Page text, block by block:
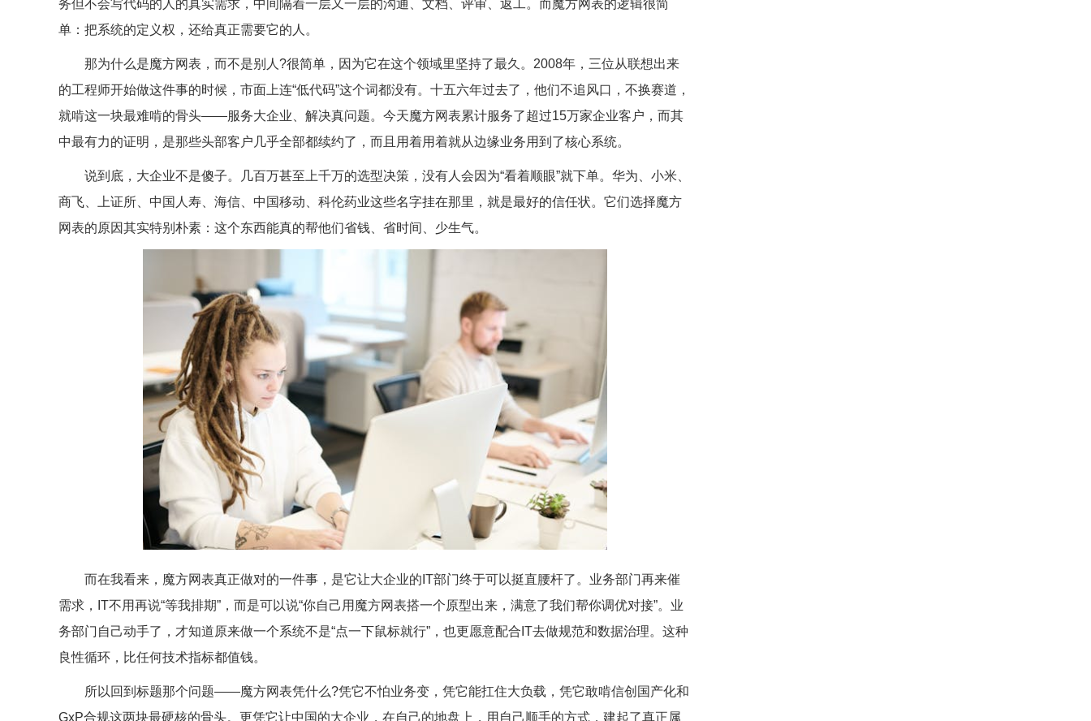
务但不会写代码的人的真实需求，中间隔着一层又一层的沟通、文档、评审、返工。而魔方网表的逻辑很简
单：把系统的定义权，还给真正需要它的人。
那为什么是魔方网表，而不是别人?很简单，因为它在这个领域里坚持了最久。2008年，三位从联想出来
的工程师开始做这件事的时候，市面上连“低代码”这个词都没有。十五六年过去了，他们不追风口，不换赛道，
就啃这一块最难啃的骨头——服务大企业、解决真问题。今天魔方网表累计服务了超过15万家企业客户，而其
中最有力的证明，是那些头部客户几乎全部都续约了，而且用着用着就从边缘业务用到了核心系统。
说到底，大企业不是傻子。几百万甚至上千万的选型决策，没有人会因为“看着顺眼”就下单。华为、小米、
商飞、上证所、中国人寿、海信、中国移动、科伦药业这些名字挂在那里，就是最好的信任状。它们选择魔方
网表的原因其实特别朴素：这个东西能真的帮他们省钱、省时间、少生气。
而在我看来，魔方网表真正做对的一件事，是它让大企业的IT部门终于可以挺直腰杆了。业务部门再来催
需求，IT不用再说“等我排期”，而是可以说“你自己用魔方网表搭一个原型出来，满意了我们帮你调优对接”。业
务部门自己动手了，才知道原来做一个系统不是“点一下鼠标就行”，也更愿意配合IT去做规范和数据治理。这种
良性循环，比任何技术指标都值钱。
所以回到标题那个问题——魔方网表凭什么?凭它不怕业务变，凭它能扛住大负载，凭它敢啃信创国产化和
GxP合规这两块最硬核的骨头。更凭它让中国的大企业，在自己的地盘上，用自己顺手的方式，建起了真正属